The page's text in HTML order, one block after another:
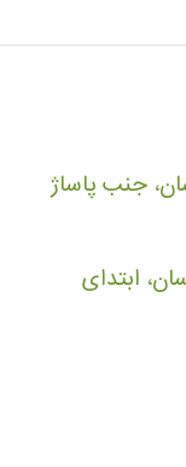
جنب پاساژ
ابتدای